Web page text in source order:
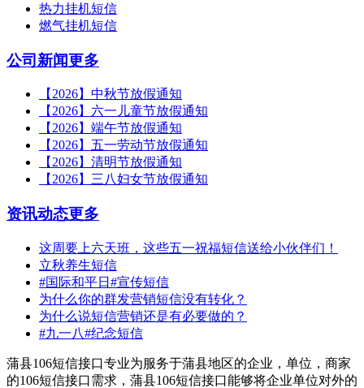
热力挂机短信
燃气挂机短信
公司新闻更多
【2026】中秋节放假通知
【2026】六一儿童节放假通知
【2026】端午节放假通知
【2026】五一劳动节放假通知
【2026】清明节放假通知
【2026】三八妇女节放假通知
资讯动态更多
这周要上六天班，这些五一祝福短信送给小伙伴们！
立秋养生短信
#国际和平日#宣传短信
为什么你的群发营销短信没有转化？
为什么说短信营销还是有必要做的？
#九一八#纪念短信
蒲县106短信接口专业为服务于蒲县地区的企业，单位，商家
的106短信接口需求，蒲县106短信接口能够将企业单位对外的